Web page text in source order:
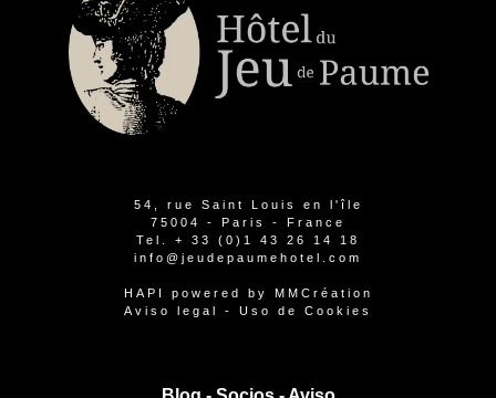
54, rue Saint Louis en l'île
75004 - Paris - France
Tel. + 33 (0)1 43 26 14 18
info@jeudepaumehotel.com
HAPI powered by
MMCréation
Aviso legal
- Uso de Cookies